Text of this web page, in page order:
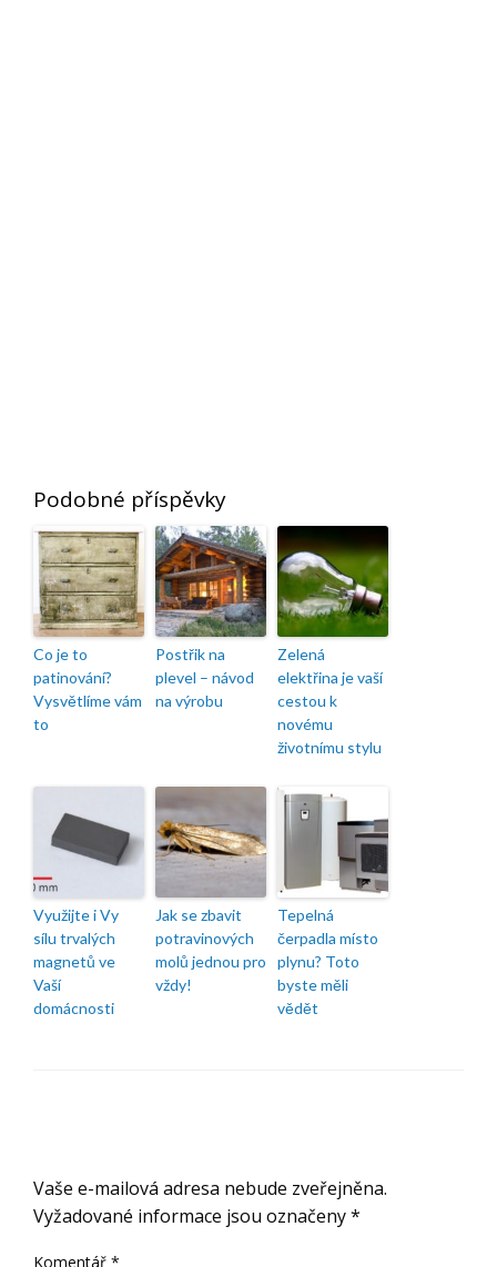
Podobné příspěvky
Co je to
patinování?
Vysvětlíme vám
to
Postřik na
plevel – návod
na výrobu
Zelená
elektřina je vaší
cestou k
novému
životnímu stylu
Využijte i Vy
sílu trvalých
magnetů ve
Vaší
domácnosti
Jak se zbavit
potravinových
molů jednou pro
vždy!
Tepelná
čerpadla místo
plynu? Toto
byste měli
vědět
Vaše e-mailová adresa nebude zveřejněna.
Vyžadované informace jsou označeny*
Komentář *